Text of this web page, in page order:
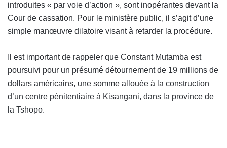
introduites « par voie d’action », sont inopérantes devant la
Cour de cassation. Pour le ministère public, il s’agit d’une
simple manœuvre dilatoire visant à retarder la procédure.
Il est important de rappeler que Constant Mutamba est
poursuivi pour un présumé détournement de 19 millions de
dollars américains, une somme allouée à la construction
d’un centre pénitentiaire à Kisangani, dans la province de
la Tshopo.